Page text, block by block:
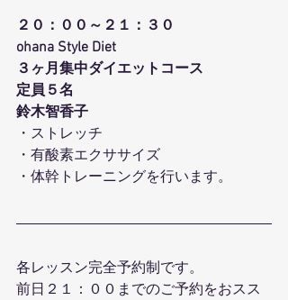
２０：００～２１：３０
ohana Style Diet
３ヶ月集中ダイエットコース
定員５名
鈴木智香子
・ストレッチ
・有酸素エクササイズ
・体幹トレーニングを行います。
各レッスン完全予約制です。
前日２１：００までのご予約をおスス